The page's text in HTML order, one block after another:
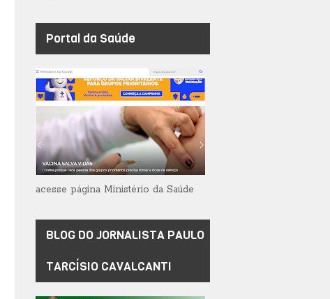
Portal da Saúde
acesse página Ministério da Saúde
BLOG DO JORNALISTA PAULO
TARCÍSIO CAVALCANTI